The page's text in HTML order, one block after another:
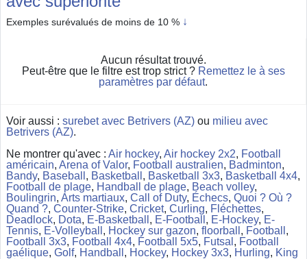
Exemples surévalués de moins de 10 % ↓
Aucun résultat trouvé.
Peut-être que le filtre est trop strict ? Remettez le à ses
paramètres par défaut.
Voir aussi : surebet avec Betrivers (AZ) ou milieu avec
Betrivers (AZ).
Ne montrer qu'avec : Air hockey, Air hockey 2x2, Football
américain, Arena of Valor, Football australien, Badminton,
Bandy, Baseball , Basketball , Basketball 3x3, Basketball 4x4,
Football de plage, Handball de plage, Beach volley,
Boulingrin, Arts martiaux, Call of Duty, Échecs, Quoi ? Où ?
Quand ?, Counter-Strike, Cricket, Curling, Fléchettes,
Deadlock, Dota, E-Basketball , E-Football , E-Hockey, E-
Tennis, E-Volleyball , Hockey sur gazon, floorball , Football ,
Football 3x3, Football 4x4, Football 5x5, Futsal , Football
gaélique, Golf, Handball , Hockey, Hockey 3x3, Hurling, King